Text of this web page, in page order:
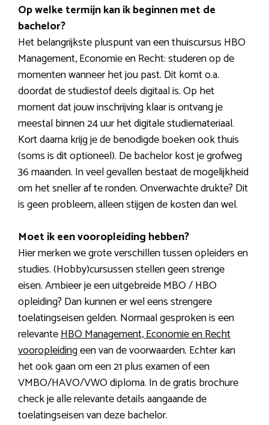
Op welke termijn kan ik beginnen met de
bachelor?
Het belangrijkste pluspunt van een thuiscursus HBO
Management, Economie en Recht: studeren op de
momenten wanneer het jou past. Dit komt o.a.
doordat de studiestof deels digitaal is. Op het
moment dat jouw inschrijving klaar is ontvang je
meestal binnen 24 uur het digitale studiemateriaal.
Kort daarna krijg je de benodigde boeken ook thuis
(soms is dit optioneel). De bachelor kost je grofweg
36 maanden. In veel gevallen bestaat de mogelijkheid
om het sneller af te ronden. Onverwachte drukte? Dit
is geen probleem, alleen stijgen de kosten dan wel.
Moet ik een vooropleiding hebben?
Hier merken we grote verschillen tussen opleiders en
studies. (Hobby)cursussen stellen geen strenge
eisen. Ambieer je een uitgebreide MBO / HBO
opleiding? Dan kunnen er wel eens strengere
toelatingseisen gelden. Normaal gesproken is een
relevanteHBO Management, Economie en Recht
vooropleidingeen van de voorwaarden. Echter kan
het ook gaan om een 21 plus examen of een
VMBO/HAVO/VWO diploma. In de gratis brochure
check je alle relevante details aangaande de
toelatingseisen van deze bachelor.